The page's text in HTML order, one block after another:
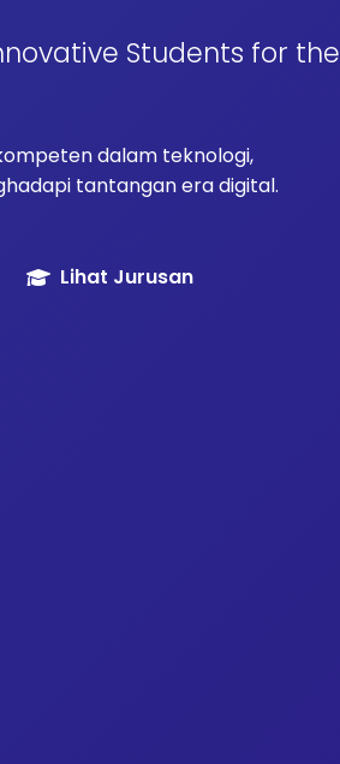
Students for the
dalam teknologi,
tantangan era digital.
Lihat Jurusan